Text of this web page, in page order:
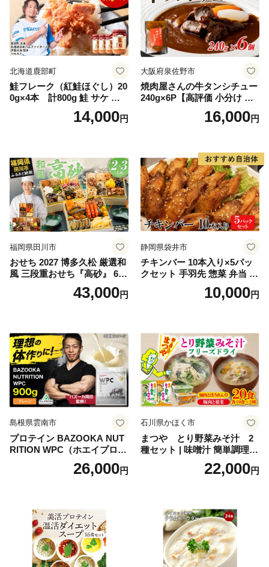
北海道鹿部町
鮭フレーク（紅鮭ほぐし）20
0g×4本 計800g 鮭 サケ 鮭
ほぐし サケフレーク シャケ
フレーク 鮭フレーク14,000円
大阪府泉佐野市
焼肉屋さんの牛タンシチュー
240g×6P【高評価 小分け 惣
菜 牛たん 一人暮らし 冷凍】
16,000円
福岡県田川市
おせち 2027 博多久松 厳選和
風 三段重おせち『高砂』 6.5
寸 3段重 2～3人前 おせち料
理 重箱 お正月 冷凍おせち 縁
ち 本格おせち おせち予約 年
末 年始 お取り寄せ 新春 贅沢
おせち こだわりおせち 惣菜
老舗おせち ふるさと納税お
せち 御節 お節料理 正月 調理
不要 おせち料理2027
43,000円
静岡県袋井市
チキンバー 10本入り×5パッ
クセット 手羽先 惣菜 弁当 お
かず お酒 おつまみ ギフト キ
ャンプ アウトドア キャンプ
10,000円
島根県雲南市
プロテイン BAZOOKA NUT
RITION WPC（ホエイプロテ
イン）＜プレーン＞ 900g｜
バズーカ岡田監修・植物由来
ロン [AIEN005]
26,000円
石川県かほく市
まつや とり野菜みそ汁 2
種セット | 味噌汁 簡単調理
お味噌 おみそ みそ とり野菜
時短料理 時短ごはん ご当地
22,000円